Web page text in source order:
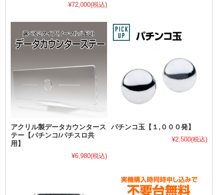
¥72,000(税込)
アクリル製データカウンタース
テー【パチンコ/パチスロ共
用】
¥6,980(税込)
パチンコ玉【１,０００発】
¥2,500(税込)